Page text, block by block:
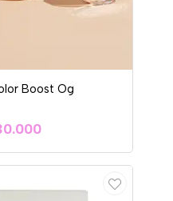
Boost Og